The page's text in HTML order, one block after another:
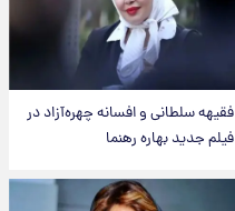
فقیهه سلطانی و افسانه چهره‌آزاد در
فیلم جدید بهاره رهنما